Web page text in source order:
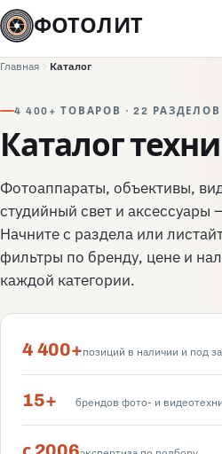
ФОТОЛИТ
Главная Каталог
4 400+ ТОВАРОВ · 22 РАЗДЕЛОВ
Каталог
Фотоаппараты, объективы,
студийный свет и аксессуары
Начните с раздела или
фильтры по бренду, цене и
каждой категории.
4 400+позиций в наличии и под
15+ брендов фото- и